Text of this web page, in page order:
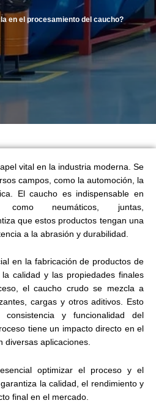
en el procesamiento del caucho?
vital en la industria moderna. Se
campos, como la automoción, la
El caucho es indispensable en
como neumáticos, juntas,
que estos productos tengan una
a la abrasión y durabilidad.
en la fabricación de productos de
calidad y las propiedades finales
el caucho crudo se mezcla a
cargas y otros aditivos. Esto
y funcionalidad del
tiene un impacto directo en el
diversas aplicaciones.
optimizar el proceso y el
la calidad, el rendimiento y
final en el mercado.